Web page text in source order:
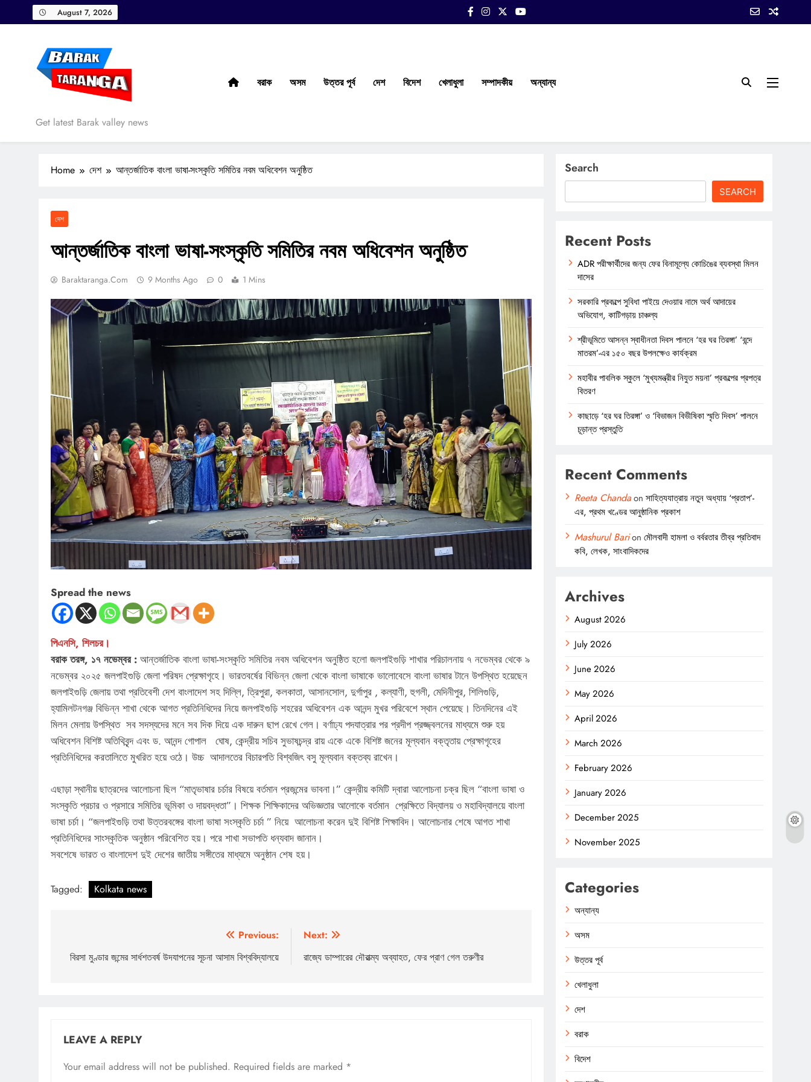
to
August 7, 2026
Barak Taranga
Get latest Barak valley news
বরাক অসম উত্তর পূর্ব দেশ বিদেশ খেলাধুলা সম্পাদকীয় অন্যান্য
Home দেশ আন্তর্জাতিক বাংলা ভাষা-সংস্কৃতি সমিতির নবম অধিবেশন অনুষ্ঠিত
দেশ
আন্তর্জাতিক বাংলা ভাষা-সংস্কৃতি সমিতির নবম অধিবেশন অনুষ্ঠিত
Baraktaranga.com 9 Months Ago 0 1 Mins
Spread the news
পিএনসি, শিলচর।
বরাক তরঙ্গ, ১৭ নভেম্বর : আন্তর্জাতিক বাংলা ভাষা-সংস্কৃতি সমিতির নবম অধিবেশন অনুষ্ঠিত হলো জলপাইগুড়ি শাখার পরিচালনায় ৭ নভেম্বর থেকে ৯
নভেম্বর ২০২৫ জলপাইগুড়ি জেলা পরিষদ প্রেক্ষাগৃহে। ভারতবর্ষের বিভিন্ন জেলা থেকে বাংলা ভাষাকে ভালোবেসে বাংলা ভাষার টানে উপস্থিত হয়েছেন
জলপাইগুড়ি জেলায় তথা প্রতিবেশী দেশ বাংলাদেশ সহ দিল্লি, ত্রিপুরা, কলকাতা, আসানসোল, দুর্গাপুর , কল্যাণী, হুগলী, মেদিনীপুর, শিলিগুড়ি,
হ্যামিলটনগঞ্জ বিভিন্ন শাখা থেকে আগত প্রতিনিধিদের নিয়ে জলপাইগুড়ি শহরের অধিবেশন এক আনন্দ মুখর পরিবেশে স্থান পেয়েছে। তিনদিনের এই
মিলন মেলায় উপস্থিত সব সদস্যদের মনে সব দিক দিয়ে এক দারুন ছাপ রেখে গেল। বর্ণাঢ্য পদযাত্রার পর প্রদীপ প্রজ্জ্বলনের মাধ্যমে শুরু হয়
অধিবেশন বিশিষ্ট অতিথিবৃন্দ এবং ড. আনন্দ গোপাল ঘোষ, কেন্দ্রীয় সচিব সুভাষচন্দ্র রায় একে একে বিশিষ্ট জনের মূল্যবান বক্তৃতায় প্রেক্ষাগৃহের
প্রতিনিধিদের করতালিতে মুখরিত হয়ে ওঠে। উচ্চ আদালতের বিচারপতি বিশ্বজিৎ বসু মূল্যবান বক্তব্য রাখেন।
এছাড়া স্থানীয় ছাত্রদের আলোচনা ছিল “মাতৃভাষার চর্চার বিষয়ে বর্তমান প্রজন্মের ভাবনা।” কেন্দ্রীয় কমিটি দ্বারা আলোচনা চক্র ছিল “বাংলা ভাষা ও
সংস্কৃতি প্রচার ও প্রসারে সমিতির ভূমিকা ও দায়বদ্ধতা”। শিক্ষক শিক্ষিকাদের অভিজ্ঞতার আলোকে বর্তমান প্রেক্ষিতে বিদ্যালয় ও মহাবিদ্যালয়ে বাংলা
ভাষা চর্চা। “জলপাইগুড়ি তথা উত্তরবঙ্গের বাংলা ভাষা সংস্কৃতি চর্চা ” নিয়ে আলোচনা করেন দুই বিশিষ্ট শিক্ষাবিদ। আলোচনার শেষে আগত শাখা
প্রতিনিধিদের সাংস্কৃতিক অনুষ্ঠান পরিবেশিত হয়। পরে শাখা সভাপতি ধন্যবাদ জানান।
সবশেষে ভারত ও বাংলাদেশ দুই দেশের জাতীয় সঙ্গীতের মাধ্যমে অনুষ্ঠান শেষ হয়।
Tagged: Kolkata news
navigation
Previous:
বিরসা মুণ্ডার জন্মের সার্ধশতবর্ষ উদযাপনের সূচনা আসাম বিশ্ববিদ্যালয়ে
Next:
রাজ্যে ডাম্পারের দৌরাত্ম্য অব্যাহত, ফের প্রাণ গেল তরুণীর
LEAVE A REPLY
Your email address will not be published. Required fields are marked *
Search
SEARCH
Recent Posts
ADR পরীক্ষার্থীদের জন্য ফের বিনামূল্যে কোচিঙের ব্যবস্থা মিলন
দাসের
সরকারি প্রকল্পে সুবিধা পাইয়ে দেওয়ার নামে অর্থ আদায়ের
অভিযোগ, কাটিগড়ায় চাঞ্চল্য
শ্রীভূমিতে আসন্ন স্বাধীনতা দিবস পালনে ‘হর ঘর তিরঙ্গা’ ‘বন্দে
মাতরম’-এর ১৫০ বছর উপলক্ষেও কার্যক্রম
মহাবীর পাবলিক স্কুলে ‘মুখ্যমন্ত্রীর নিযুত ময়না’ প্রকল্পের প্রপত্র
বিতরণ
কাছাড়ে ‘হর ঘর তিরঙ্গা’ ও ‘বিভাজন বিভীষিকা স্মৃতি দিবস’ পালনে
চূড়ান্ত প্রস্তুতি
Recent Comments
Reeta Chandaonসাহিত্যযাত্রায় নতুন অধ্যায় ‘প্রতাপ’-
এর, প্রথম খণ্ডের আনুষ্ঠানিক প্রকাশ
Mashurul Barionমৌলবাদী হামলা ও বর্বরতার তীব্র প্রতিবাদ
কবি, লেখক, সাংবাদিকদের
Archives
August 2026
July 2026
June 2026
May 2026
April 2026
March 2026
February 2026
January 2026
December 2025
November 2025
Categories
অন্যান্য
অসম
উত্তর পূর্ব
খেলাধুলা
দেশ
বরাক
বিদেশ